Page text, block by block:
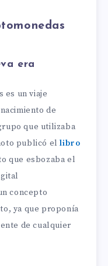
era
es un viaje
de
que utilizaba
publicó ellibro
que esbozaba el
concepto
ya que proponía
de cualquier